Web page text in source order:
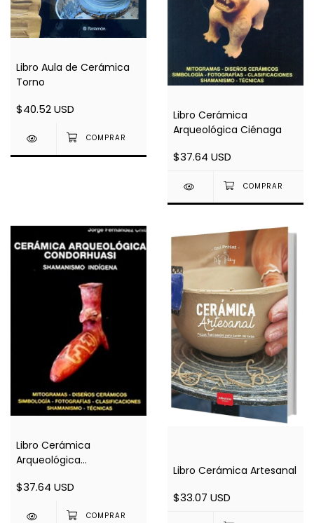
Libro Aula de Cerámica
Torno
$40.52 USD
Libro Cerámica
Arqueológica Ciénaga
$37.64 USD
Libro Cerámica
Arqueológica
$37.64 USD
Libro Cerámica Artesanal
$33.07 USD